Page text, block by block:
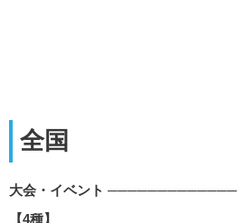
全国
大会・イベント ─────────────
【4種】